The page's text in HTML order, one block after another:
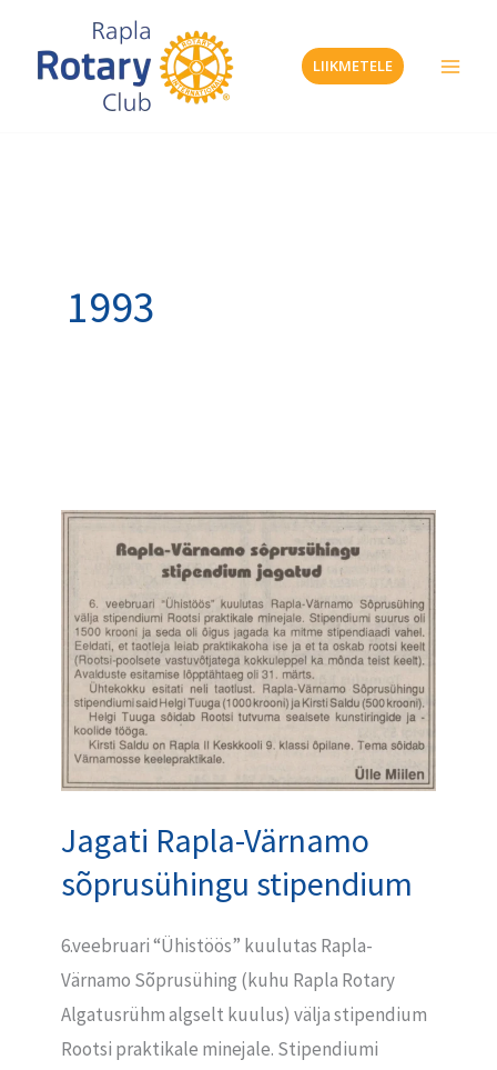
content
LIIKMETELE
1993
Jagati Rapla-Värnamo
sõprusühingu stipendium
6.veebruari “Ühistöös” kuulutas Rapla-
Värnamo Sõprusühing (kuhu Rapla Rotary
Algatusrühm algselt kuulus) välja stipendium
Rootsi praktikale minejale. Stipendiumi
Jagati
Värnamo
sõprusühingu
stipendium